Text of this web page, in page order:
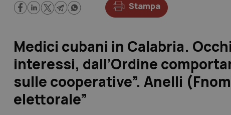
Stampa
Medici cubani in Calabria.
interessi, dall’Ordine
sulle cooperative”. Anelli
elettorale”